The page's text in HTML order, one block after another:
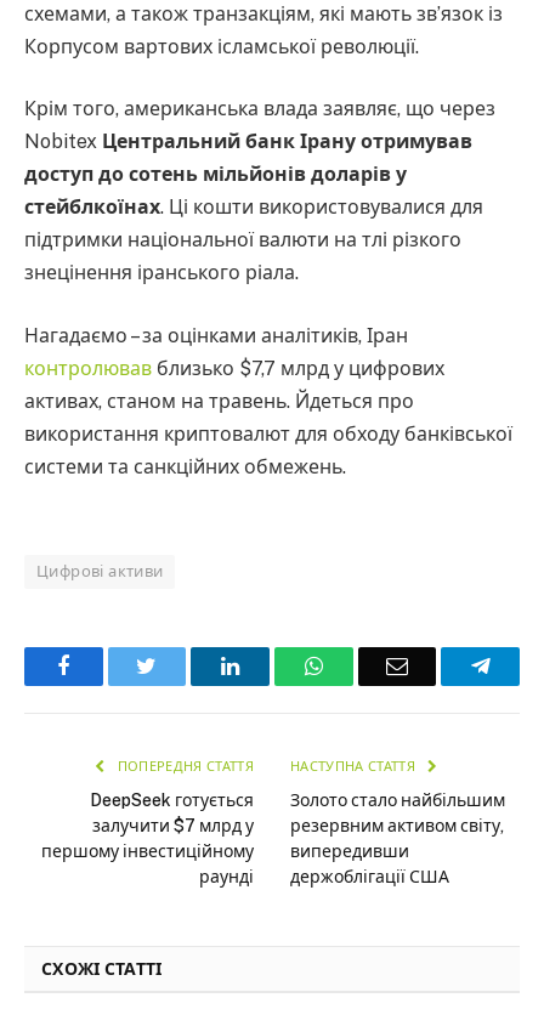
схемами, а також транзакціям, які мають зв’язок із
Корпусом вартових ісламської революції.
Крім того, американська влада заявляє, що через
Nobitex Центральний банк Ірану отримував
доступ до сотень мільйонів доларів у
стейблкоїнах. Ці кошти використовувалися для
підтримки національної валюти на тлі різкого
знецінення іранського ріала.
Нагадаємо – за оцінками аналітиків, Іран
контролював близько $7,7 млрд у цифрових
активах, станом на травень. Йдеться про
використання криптовалют для обходу банківської
системи та санкційних обмежень.
Цифрові активи
Facebook LinkedInWhatsAppEmail
ПОПЕРЕДНЯ СТАТТЯ
DeepSeek готується
залучити $7 млрд у
першому інвестиційному
раунді
НАСТУПНА СТАТТЯ
Золото стало найбільшим
резервним активом світу,
випередивши
держоблігації США
СХОЖІ СТАТТІ